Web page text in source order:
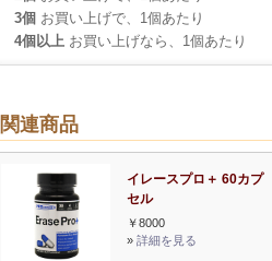
3個 お買い上げで、1個あたり
4個以上 お買い上げなら、1個あたり
関連商品
イレースプロ＋ 60カプ
セル
￥8000
» 詳細を見る